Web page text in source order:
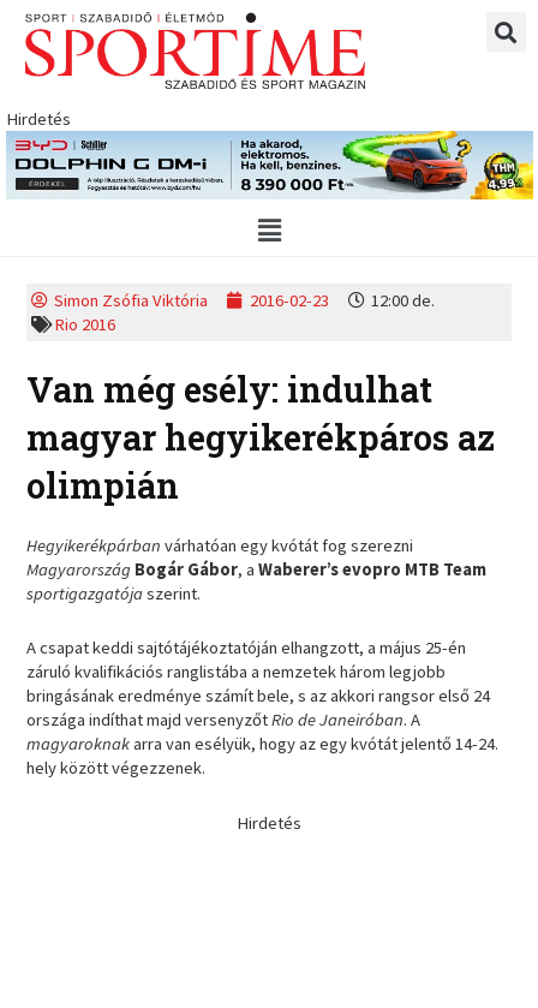
Skip
content
Hirdetés
Main
Menu
Simon Zsófia Viktória 2016-02-23
12:00 de.
Rio 2016
Van még esély: indulhat
magyar hegyikerékpáros az
olimpián
Hegyikerékpárban várhatóan egy kvótát fog szerezni
Magyarország Bogár Gábor, aWaberer’s evopro MTB Team
sportigazgatójaszerint.
A csapat keddi sajtótájékoztatóján elhangzott, a május 25-én
záruló kvalifikációs ranglistába a nemzetek három legjobb
bringásának eredménye számít bele, s az akkori rangsor első 24
országa indíthat majd versenyzőtRio de Janeiróban. A
magyaroknakarra van esélyük, hogy az egy kvótát jelentő 14-24.
hely között végezzenek.
Hirdetés